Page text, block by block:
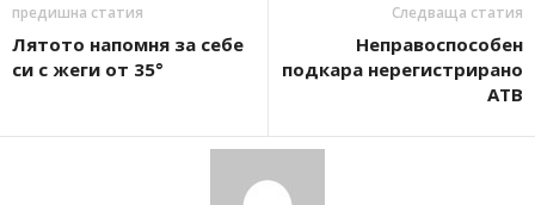
предишна статия
Лятото напомня за себе
си с жеги от 35°
Следваща статия
Неправоспособен
подкара нерегистрирано
АТВ